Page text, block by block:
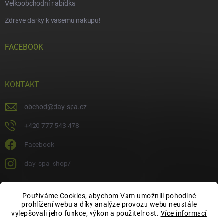
Používáme Cookies, abychom Vám umožnili pohodlné
prohlížení webu a díky analýze provozu webu neustále
vylepšovali jeho funkce, výkon a použitelnost. Více informací
Velkoobchodní nabídka
Zdravé dárky k vašemu nákupu!
FACEBOOK
KONTAKT
obchod@day-spa.cz
+420 777 543 478
Facebook
day_spa_shop/
OCHRANA OSOBNÍCH ÚDAJŮ